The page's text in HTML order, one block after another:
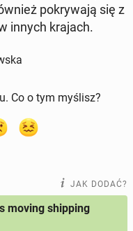
po­kry­wa­ją się z
innych krajach.
Co o tym myślisz?
JAK DODAĆ?
moving shipping